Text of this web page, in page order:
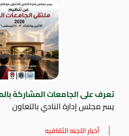
تعرف على الجامعات المشاركة
يسر مجلس إدارة النادي بالتعاون
أخبار اللجنه الثقافيه